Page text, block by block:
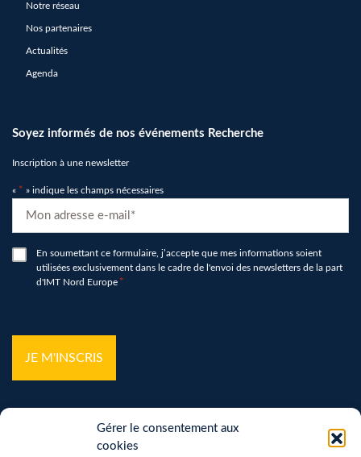
Gérer le consentement aux
cookies
Notre réseau
Nos partenaires
Actualités
Agenda
Soyez informés de nos événements Recherche
Inscription à une newsletter
« * » indique les champs nécessaires
*
RGPDEn soumettant ce formulaire, j’accepte que mes informations soient
utilisées exclusivement dans le cadre de l'envoi des newsletters de la part
d'IMT Nord Europe *